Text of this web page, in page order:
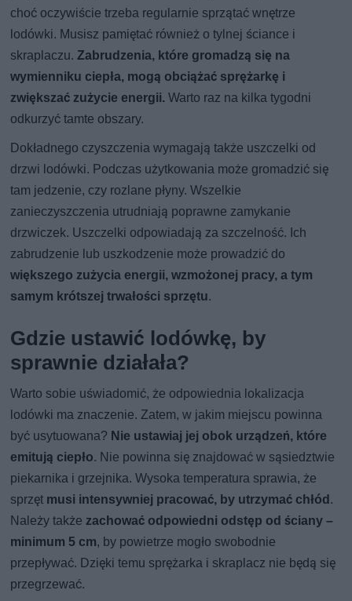
choć oczywiście trzeba regularnie sprzątać wnętrze
lodówki. Musisz pamiętać również o tylnej ściance i
skraplaczu.Zabrudzenia, które gromadzą się na
wymienniku ciepła, mogą obciążać sprężarkę i
zwiększać zużycie energii. Warto raz na kilka tygodni
odkurzyć tamte obszary.
Dokładnego czyszczenia wymagają także uszczelki od
drzwi lodówki. Podczas użytkowania może gromadzić się
tam jedzenie, czy rozlane płyny. Wszelkie
zanieczyszczenia utrudniają poprawne zamykanie
drzwiczek. Uszczelki odpowiadają za szczelność. Ich
zabrudzenie lub uszkodzenie może prowadzić do
większego zużycia energii, wzmożonej pracy, a tym
samym krótszej trwałości sprzętu.
Gdzie ustawić lodówkę, by
sprawnie działała?
Warto sobie uświadomić, że odpowiednia lokalizacja
lodówki ma znaczenie. Zatem, w jakim miejscu powinna
być usytuowana? Nie ustawiaj jej obok urządzeń, które
emitują ciepło. Nie powinna się znajdować w sąsiedztwie
piekarnika i grzejnika. Wysoka temperatura sprawia, że
sprzęt musi intensywniej pracować, by utrzymać chłód.
Należy także zachować odpowiedni odstęp od ściany –
minimum 5 cm, by powietrze mogło swobodnie
przepływać. Dzięki temu sprężarka i skraplacz nie będą się
przegrzewać.